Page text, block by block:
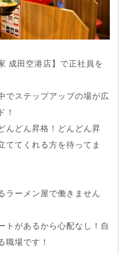
成田空港店】で正社員を
でステップアップの場が広
！
んどん昇格！どんどん昇
ててくれる方を待ってま
ラーメン屋で働きません
トがあるから心配なし！自
職場です！